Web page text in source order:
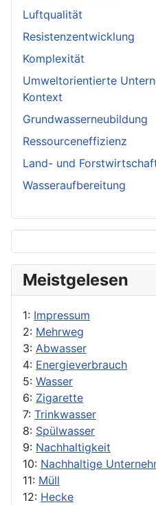
Luftqualität
Resistenzentwicklung
Komplexität
Umweltorientierte
Kontext
Grundwasserneubildung
Ressourceneffizienz
Land- und
Wasseraufbereitung
Meistgelesen
1: Impressum
2: Mehrweg
3: Abwasser
4: Energieverbrauch
5: Wasser
6: Zigarette
7: Trinkwasser
8: Spülwasser
9: Nachhaltigkeit
10: Nachhaltige
11: Müll
12: Hecke